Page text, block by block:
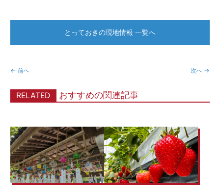
← 前へ 次へ →
とっておきの現地情報 一覧へ
RELATED おすすめの関連記事